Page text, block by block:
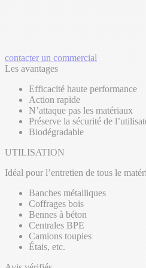
contacter un commercial
Les avantages
Efficacité haute performance
Action rapide
N’attaque pas les matériaux
Préserve la sécurité de
Biodégradable
UTILISATION
Idéal pour l’entretien de tous le
Banches métalliques
Coffrages bois
Bennes à béton
Centrales BPE
Camions toupies
Étais, etc.